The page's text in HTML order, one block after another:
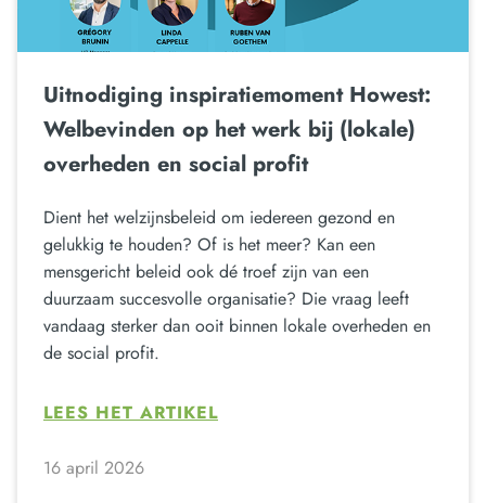
Uitnodiging inspiratiemoment Howest:
Welbevinden op het werk bij (lokale)
overheden en social profit
Dient het welzijnsbeleid om iedereen gezond en
gelukkig te houden? Of is het meer? Kan een
mensgericht beleid ook dé troef zijn van een
duurzaam succesvolle organisatie? Die vraag leeft
vandaag sterker dan ooit binnen lokale overheden en
de social profit.
LEES HET ARTIKEL
16 april 2026